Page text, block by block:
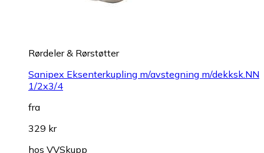
Rørdeler & Rørstøtter
Sanipex Eksenterkupling m/avstegning m/dekksk.NN
1/2x3/4
fra
329 kr
hos VVSkupp